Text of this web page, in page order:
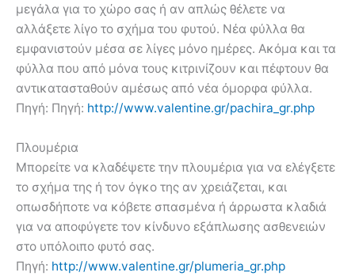
μεγάλα για το χώρο σας ή αν απλώς θέλετε να
αλλάξετε λίγο το σχήμα του φυτού. Νέα φύλλα θα
εμφανιστούν μέσα σε λίγες μόνο ημέρες. Ακόμα και τα
φύλλα που από μόνα τους κιτρινίζουν και πέφτουν θα
αντικατασταθούν αμέσως από νέα όμορφα φύλλα.
Πηγή: Πηγή: http://www.valentine.gr/pachira_gr.php
Πλουμέρια
Μπορείτε να κλαδέψετε την πλουμέρια για να ελέγξετε
το σχήμα της ή τον όγκο της αν χρειάζεται, και
οπωσδήποτε να κόβετε σπασμένα ή άρρωστα κλαδιά
για να αποφύγετε τον κίνδυνο εξάπλωσης ασθενειών
στο υπόλοιπο φυτό σας.
Πηγή: http://www.valentine.gr/plumeria_gr.php